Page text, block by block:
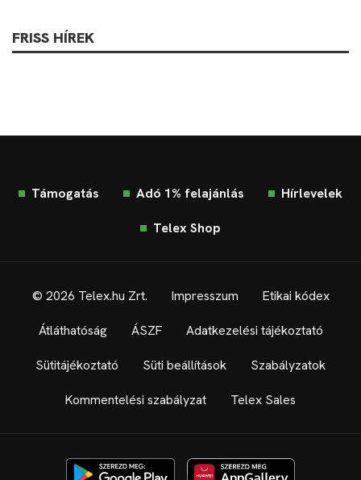
FRISS HÍREK
Támogatás Adó 1% felajánlás Hírlevelek
Telex Shop
© 2026 Telex.hu Zrt. Impresszum Etikai kódex
Átláthatóság ÁSZF Adatkezelési tájékoztató
Sütitájékoztató Süti beállítások Szabályzatok
Kommentelési szabályzat Telex Sales